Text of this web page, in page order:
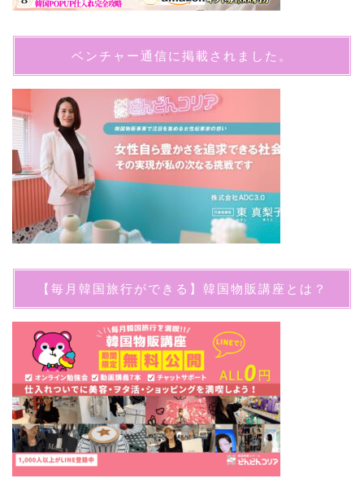
ベンチャー通信に掲載されました。
【毎月韓国旅行ができる】韓国物販講座とは？